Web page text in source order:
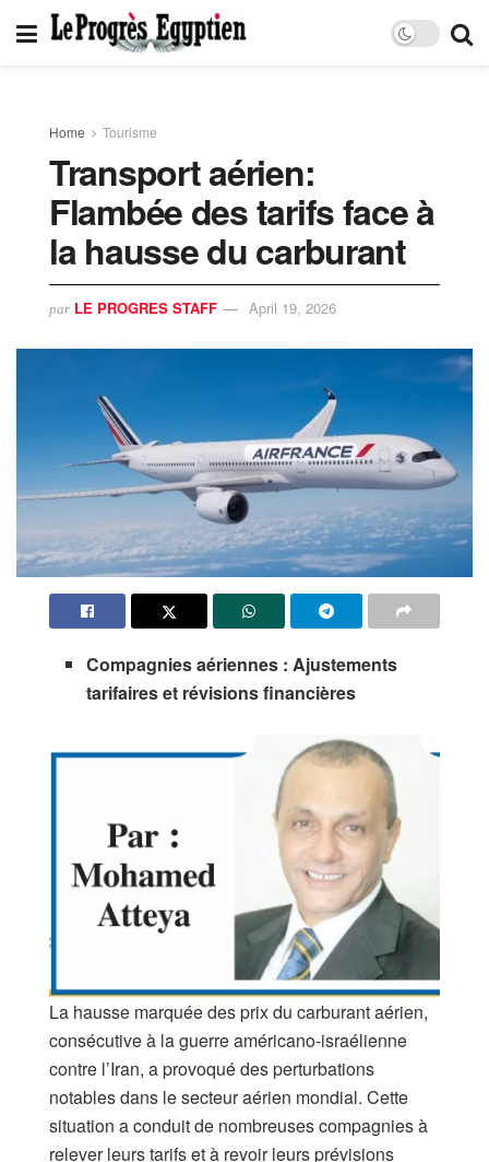
Home Tourisme
Transport aérien:
Flambée des tarifs face à
la hausse du carburant
par LE PROGRES STAFF April 19, 2026
Compagnies aériennes : Ajustements
tarifaires et révisions financières
La hausse marquée des prix du carburant aérien,
consécutive à la guerre américano-israélienne
contre l’Iran, a provoqué des perturbations
notables dans le secteur aérien mondial. Cette
situation a conduit de nombreuses compagnies à
relever leurs tarifs et à revoir leurs prévisions